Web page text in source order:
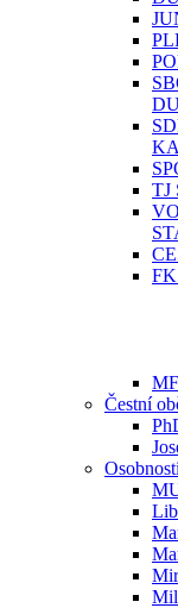
TJ
Čestní